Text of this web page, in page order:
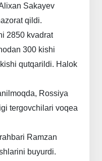
Sakayev
qildi.
2850 kvadrat
300 kishi
kishi qutqarildi. Halok
Rossiya
tergovchilari voqea
rahbari Ramzan
buyurdi.